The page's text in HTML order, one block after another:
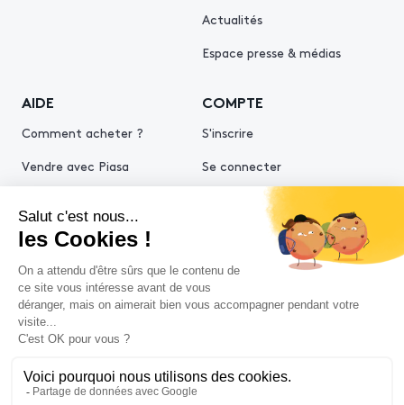
Actualités
Espace presse & médias
AIDE
Comment acheter ?
Vendre avec Piasa
COMPTE
S'inscrire
Se connecter
Politiques de confidentialitéPolitique cookies
Conditions générales d'utilisation